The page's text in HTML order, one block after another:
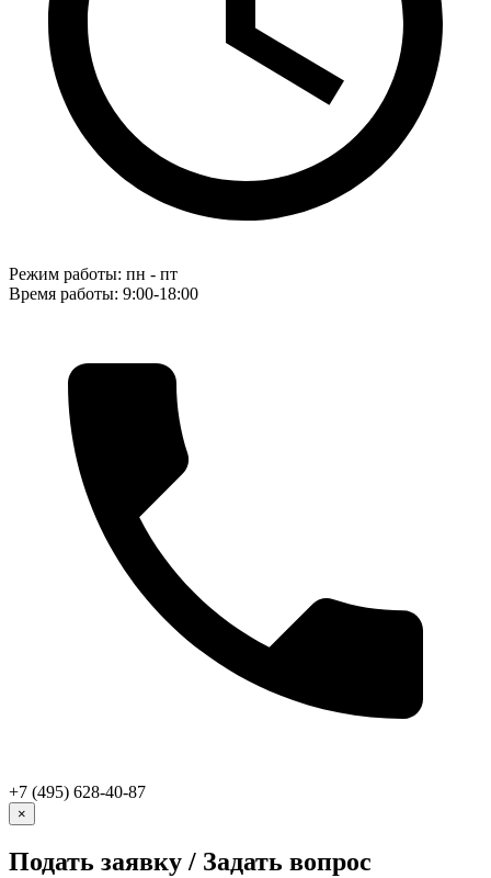
Режим работы: пн - пт
Время работы: 9:00-18:00
+7 (495) 628-40-87
×
Подать заявку / Задать вопрос